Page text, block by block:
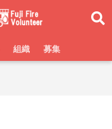
組織 募集